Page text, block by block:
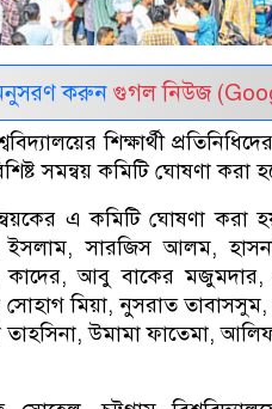
করুন গুগল নিউজ
শিক্ষার্থী
সমন্বয় কমিটি ঘোষণা করা
এ কমিটি ঘোষণা করা
ইসলাম, সারজিস আলম,
আবু বাকের মজুমদার,
মিয়া, নুসরাত তাবাসসুম,
উমামা ফাতেমা,